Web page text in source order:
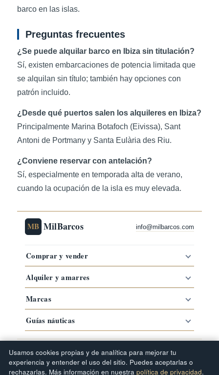
barco en las islas.
Preguntas frecuentes
¿Se puede alquilar barco en Ibiza sin titulación?
Sí, existen embarcaciones de potencia limitada que
se alquilan sin título; también hay opciones con
patrón incluido.
¿Desde qué puertos salen los alquileres en Ibiza?
Principalmente Marina Botafoch (Eivissa), Sant
Antoni de Portmany y Santa Eulària des Riu.
¿Conviene reservar con antelación?
Sí, especialmente en temporada alta de verano,
cuando la ocupación de la isla es muy elevada.
MB MilBarcos info@milbarcos.com
Comprar y vender
Alquiler y amarres
Marcas
Guías náuticas
Guías náuticas
© 2019–2026 MilBarcos · Portal náutico
Newsletter Milbarcos·Mapa del sitio·FAQ·Términos de uso·
Usamos cookies propias y de analítica para mejorar tu
experiencia y entender el uso del sitio. Puedes aceptarlas o
rechazarlas. Más información en nuestra política de privacidad.